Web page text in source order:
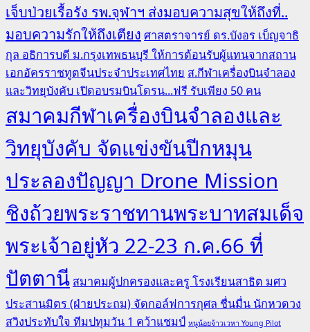
เจ็บป่วยเรื้อรัง รพ.จุฬาฯ ส่งมอบความสุขให้ถึงที่..
มอบความรักให้ถึงเตียง ศาสตราจารย์ ดร.บังอร เบ็ญจาธิ
กุล อธิการบดี ม.กรุงเทพธนบุรี ให้การต้อนรับผู้แทนจากสถาน
เอกอัครราชทูตจีนประจำประเทศไทย ส.กีฬาเครื่องบินจำลอง
และวิทยุบังคับ เปิดอบรมบินโดรน...ฟรี รับเพียง 50 คน
สมาคมกีฬาเครื่องบินจำลองและ
วิทยุบังคับ จัดแข่งขันปีกหมุน
ประลองปัญญา Drone Mission
ชิงถ้วยพระราชทานพระบาทสมเด็จ
พระเจ้าอยู่หัว 22-23 ก.ค.66 ที่
ปัตตานี สมาคมผู้ปกครองและครู โรงเรียนสาธิต มศว
ประสานมิตร (ฝ่ายประถม) จัดกอล์ฟการกุศล ชื่นมื่น นักหวดวง
สวิงประทับใจ ทีมปทุมวัน 1 คว้าแชมป์ หนูน้อยจ้าวเวหา Young Pilot